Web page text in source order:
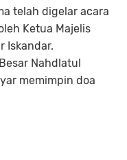
telah digelar acara
Ketua Majelis
Iskandar.
Nahdlatul
memimpin doa